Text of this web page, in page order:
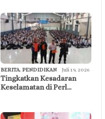
BERITA, PENDIDIKAN Juli 19, 2026
Tingkatkan Kesadaran
Keselamatan di Perl…